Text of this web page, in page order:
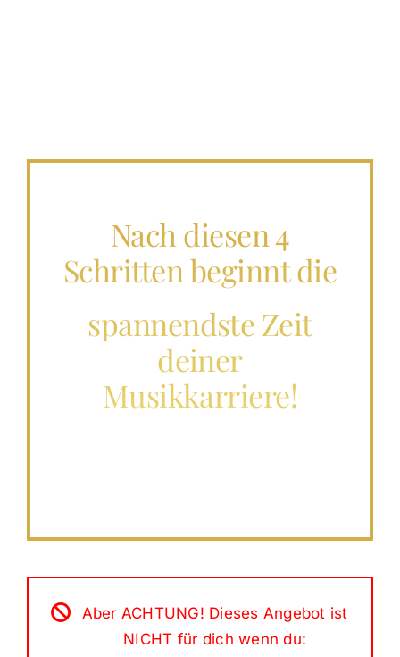
Nach diesen 4
Schritten beginnt die
spannendste Zeit
deiner
Musikkarriere!
Aber ACHTUNG! Dieses Angebot ist
NICHT für dich wenn du: